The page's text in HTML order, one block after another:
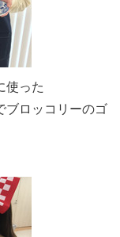
使った
ブロッコリーのゴ